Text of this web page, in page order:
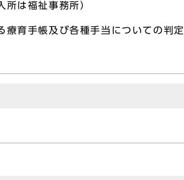
所は福祉事務所）
療育手帳及び各種手当についての判定